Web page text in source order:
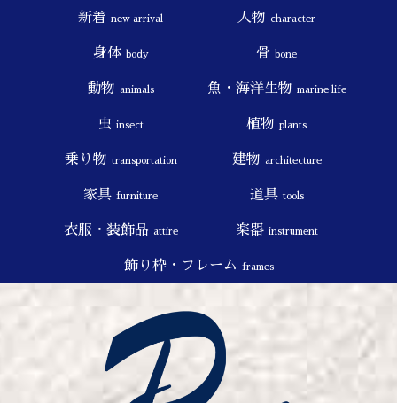
新着 new arrival 人物 character
身体 body 骨 bone
動物 animals 魚・海洋生物 marine life
虫 insect 植物 plants
乗り物 transportation 建物 architecture
家具 furniture 道具 tools
衣服・装飾品 attire 楽器 instrument
飾り枠・フレーム frames